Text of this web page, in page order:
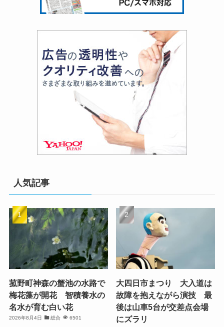
人気記事
菰野町神森の蟹池の水路で
梅花藻が開花 智積養水の
名水が育む白い花
2026年8月4日 総合 6501
大四日市まつり 大入道は
故障を抱えながら演技 最
後は山車5台が交差点会場
にズラリ